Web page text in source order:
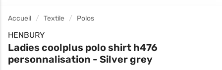
Accueil Textile Polos
HENBURY
Ladies coolplus polo shirt h476
personnalisation - Silver grey